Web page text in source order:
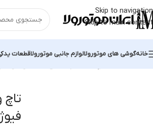
Skip to navigation
Skip to main content
خانهگوشی های موتورولالوازم جانبی موتورولاقطعات